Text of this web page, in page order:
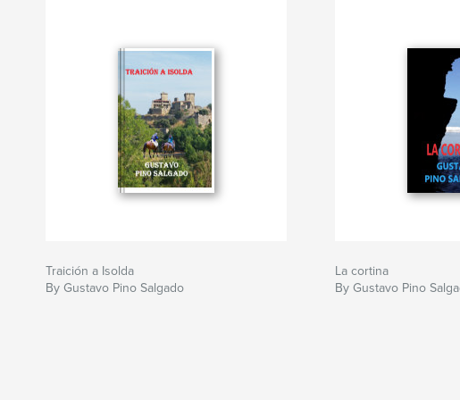
Author website
https://gustavopinosalgado-escritor.blosgstop.com
Traición a Isolda
By Gustavo Pino Salgado
La cortina
By Gustavo Pino